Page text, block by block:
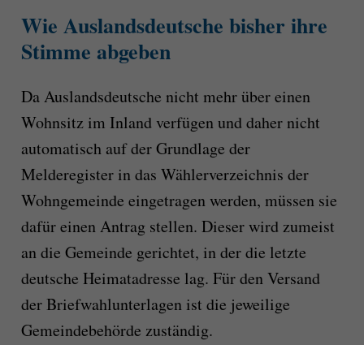
Wie Auslandsdeutsche bisher ihre
Stimme abgeben
Da Auslandsdeutsche nicht mehr über einen
Wohnsitz im Inland verfügen und daher nicht
automatisch auf der Grundlage der
Melderegister in das Wählerverzeichnis der
Wohngemeinde eingetragen werden, müssen sie
dafür einen Antrag stellen. Dieser wird zumeist
an die Gemeinde gerichtet, in der die letzte
deutsche Heimatadresse lag. Für den Versand
der Briefwahlunterlagen ist die jeweilige
Gemeindebehörde zuständig.